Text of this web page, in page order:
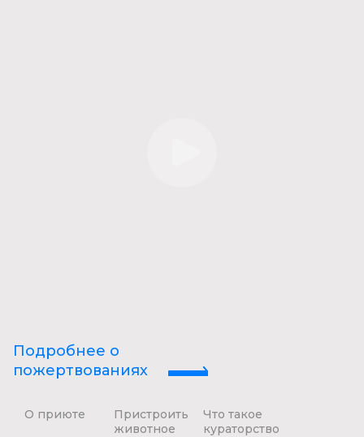
Подробнее о
пожертвованиях
О приюте
Пристроить
животное
Что такое
кураторство